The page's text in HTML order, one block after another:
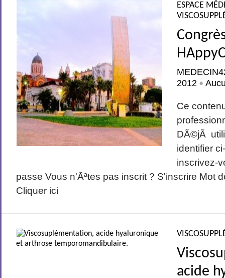
ESPACE
2012 •
Ce
DÃ©jÃ
identifier
inscrivez-
passe Vous n'Ãªtes pas inscrit ? S'inscrire Mot
Cliquer ici
acide